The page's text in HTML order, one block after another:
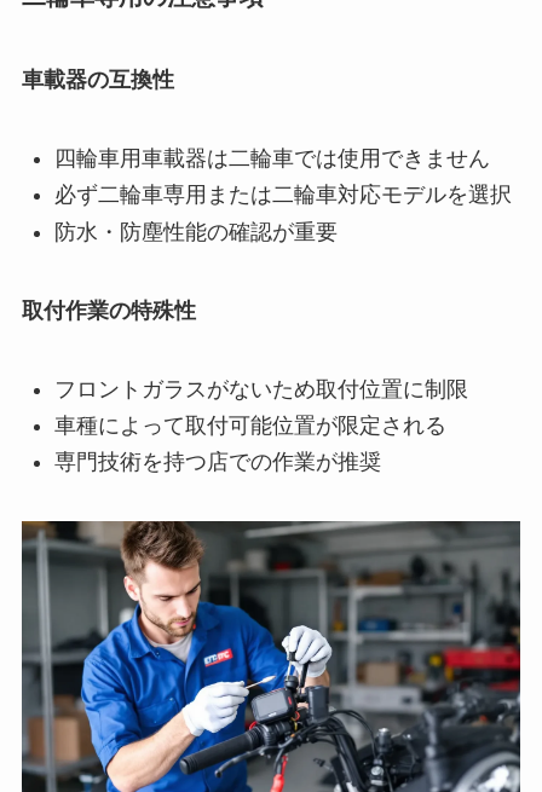
車載器の互換性
四輪車用車載器は二輪車では使用できません
必ず二輪車専用または二輪車対応モデルを選択
防水・防塵性能の確認が重要
取付作業の特殊性
フロントガラスがないため取付位置に制限
車種によって取付可能位置が限定される
専門技術を持つ店での作業が推奨